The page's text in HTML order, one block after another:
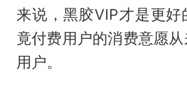
来说，黑胶VIP才是更好
竟付费用户的消费意愿
用户。